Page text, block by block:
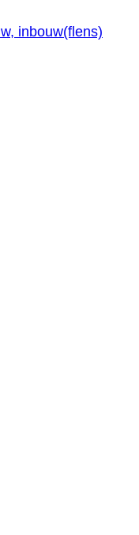
inbouw(flens)